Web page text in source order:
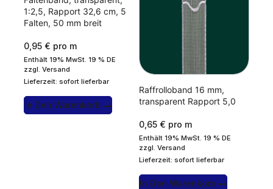
1:2,5, Rapport 32,6 cm, 5
Falten, 50 mm breit
0,95 € pro m
Enthält 19% MwSt. 19 % DE
zzgl. Versand
Lieferzeit: sofort lieferbar
In Den Warenkorb
Raffrolloband 16 mm,
transparent Rapport 5,0
0,65 € pro m
Enthält 19% MwSt. 19 % DE
zzgl. Versand
Lieferzeit: sofort lieferbar
In Den Warenkorb